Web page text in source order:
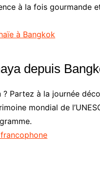
à la fois gourmande
à Bangkok
depuis
? Partez à la journée
mondial de